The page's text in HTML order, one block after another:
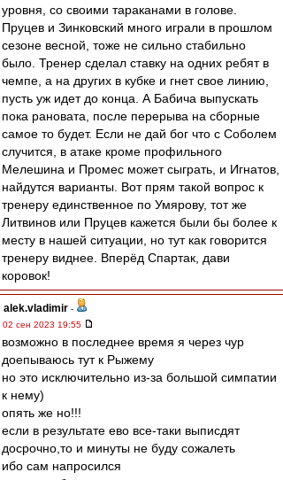
уровня, со своими тараканами в голове.
Пруцев и Зинковский много играли в прошлом
сезоне весной, тоже не сильно стабильно
было. Тренер сделал ставку на одних ребят в
чемпе, а на других в кубке и гнет свое линию,
пусть уж идет до конца. А Бабича выпускать
пока рановата, после перерыва на сборные
самое то будет. Если не дай бог что с Соболем
случится, в атаке кроме профильного
Мелешина и Промес может сыграть, и Игнатов,
найдутся варианты. Вот прям такой вопрос к
тренеру единственное по Умярову, тот же
Литвинов или Пруцев кажется были бы более к
месту в нашей ситуации, но тут как говорится
тренеру виднее. Вперёд Спартак, дави
коровок!
alek.vladimir -
02 сен 2023 19:55
возможно в последнее время я через чур
доепываюсь тут к Рыжему
но это исключительно из-за большой симпатии
к нему)
опять же но!!!
если в результате ево все-таки выписдят
досрочно,то и минуты не буду сожалеть
ибо сам напросился